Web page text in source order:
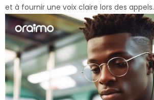
et à fournir une voix claire lors des appels.